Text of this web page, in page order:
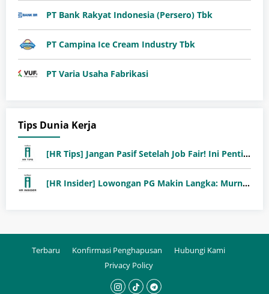
PT Bank Rakyat Indonesia (Persero) Tbk
PT Campina Ice Cream Industry Tbk
PT Varia Usaha Fabrikasi
Tips Dunia Kerja
[HR Tips] Jangan Pasif Setelah Job Fair! Ini Pentingnya Follow-Up Setelah Job Fair
[HR Insider] Lowongan PG Makin Langka: Murni Seleksi atau Jalur Orang Dalam?
Terbaru Konfirmasi Penghapusan
Hubungi Kami
Privacy Policy